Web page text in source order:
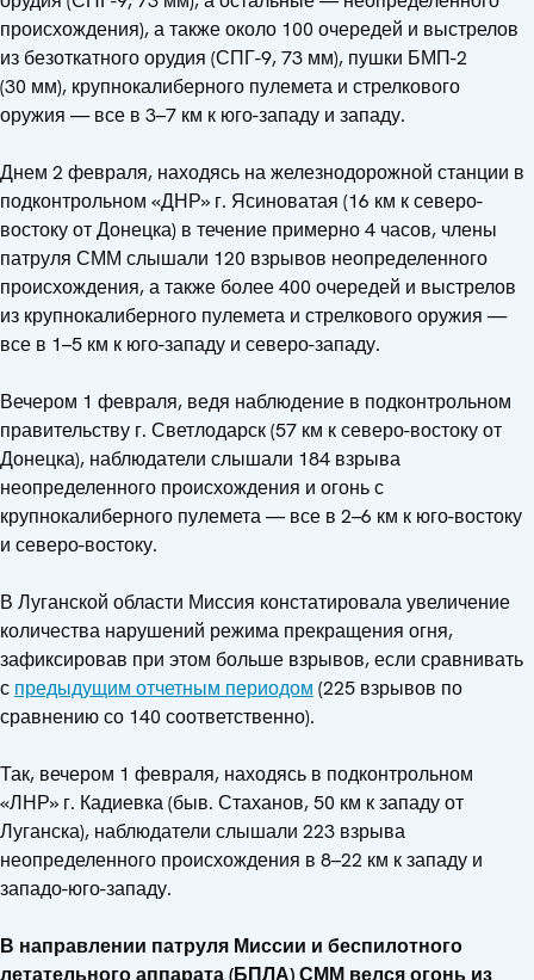
происхождения), а также около 100 очередей и выстрелов
из безоткатного орудия (СПГ-9, 73 мм), пушки БМП-2
(30 мм), крупнокалиберного пулемета и стрелкового
оружия — все в 3–7 км к юго-западу и западу.
Днем 2 февраля, находясь на железнодорожной станции в
подконтрольном «ДНР» г. Ясиноватая (16 км к северо-
востоку от Донецка) в течение примерно 4 часов, члены
патруля СММ слышали 120 взрывов неопределенного
происхождения, а также более 400 очередей и выстрелов
из крупнокалиберного пулемета и стрелкового оружия —
все в 1–5 км к юго-западу и северо-западу.
Вечером 1 февраля, ведя наблюдение в подконтрольном
правительству г. Светлодарск (57 км к северо-востоку от
Донецка), наблюдатели слышали 184 взрыва
неопределенного происхождения и огонь с
крупнокалиберного пулемета — все в 2–6 км к юго-востоку
и северо-востоку.
В Луганской области Миссия констатировала увеличение
количества нарушений режима прекращения огня,
зафиксировав при этом больше взрывов, если сравнивать
с предыдущим отчетным периодом (225 взрывов по
сравнению со 140 соответственно).
Так, вечером 1 февраля, находясь в подконтрольном
«ЛНР» г. Кадиевка (быв. Стаханов, 50 км к западу от
Луганска), наблюдатели слышали 223 взрыва
неопределенного происхождения в 8–22 км к западу и
западо-юго-западу.
В направлении патруля Миссии и беспилотного